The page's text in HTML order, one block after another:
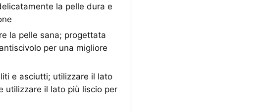
la pelle dura e
la pelle sana; progettata
per una migliore
e asciutti; utilizzare il lato
utilizzare il lato più liscio per